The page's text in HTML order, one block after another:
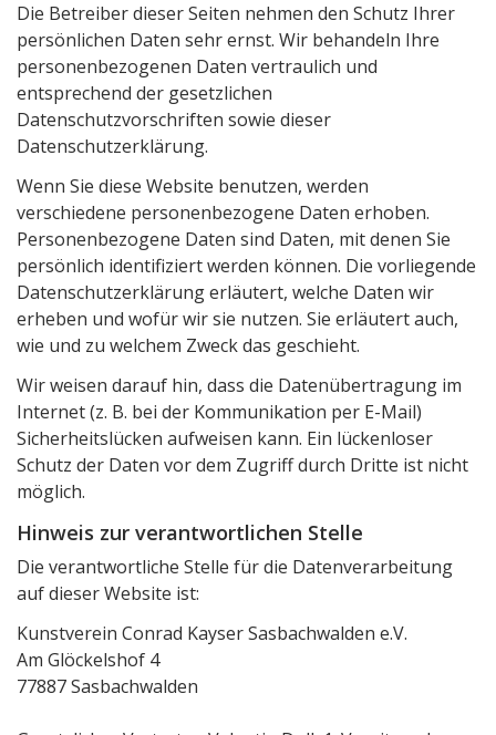
Die Betreiber dieser Seiten nehmen den Schutz Ihrer
persönlichen Daten sehr ernst. Wir behandeln Ihre
personenbezogenen Daten vertraulich und
entsprechend der gesetzlichen
Datenschutzvorschriften sowie dieser
Datenschutzerklärung.
Wenn Sie diese Website benutzen, werden
verschiedene personenbezogene Daten erhoben.
Personenbezogene Daten sind Daten, mit denen Sie
persönlich identifiziert werden können. Die vorliegende
Datenschutzerklärung erläutert, welche Daten wir
erheben und wofür wir sie nutzen. Sie erläutert auch,
wie und zu welchem Zweck das geschieht.
Wir weisen darauf hin, dass die Datenübertragung im
Internet (z. B. bei der Kommunikation per E-Mail)
Sicherheitslücken aufweisen kann. Ein lückenloser
Schutz der Daten vor dem Zugriff durch Dritte ist nicht
möglich.
Hinweis zur verantwortlichen Stelle
Die verantwortliche Stelle für die Datenverarbeitung
auf dieser Website ist:
Kunstverein Conrad Kayser Sasbachwalden e.V.
Am Glöckelshof 4
77887 Sasbachwalden